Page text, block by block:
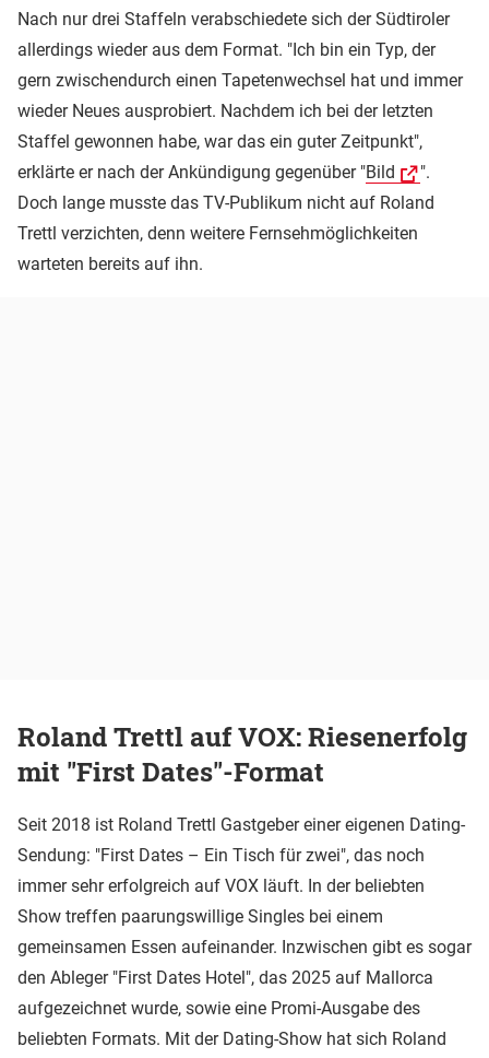
Nach nur drei Staffeln verabschiedete sich der Südtiroler
allerdings wieder aus dem Format. "Ich bin ein Typ, der
gern zwischendurch einen Tapetenwechsel hat und immer
wieder Neues ausprobiert. Nachdem ich bei der letzten
Staffel gewonnen habe, war das ein guter Zeitpunkt",
erklärte er nach der Ankündigung gegenüber "Bild
".
Doch lange musste das TV-Publikum nicht auf Roland
Trettl verzichten, denn weitere Fernsehmöglichkeiten
warteten bereits auf ihn.
Roland Trettl auf VOX: Riesenerfolg
mit "First Dates"-Format
Seit 2018 ist Roland Trettl Gastgeber einer eigenen Dating-
Sendung: "First Dates – Ein Tisch für zwei", das noch
immer sehr erfolgreich auf VOX läuft. In der beliebten
Show treffen paarungswillige Singles bei einem
gemeinsamen Essen aufeinander. Inzwischen gibt es sogar
den Ableger "First Dates Hotel", das 2025 auf Mallorca
aufgezeichnet wurde, sowie eine Promi-Ausgabe des
beliebten Formats. Mit der Dating-Show hat sich Roland